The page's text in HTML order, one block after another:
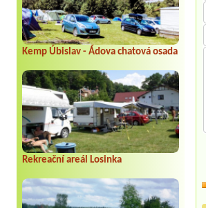
Kemp Úbislav - Ádova chatová osada
Rekreační areál Losinka